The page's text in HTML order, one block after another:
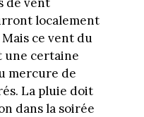
localement
ce vent du
une certaine
mercure de
La pluie doit
dans la soirée